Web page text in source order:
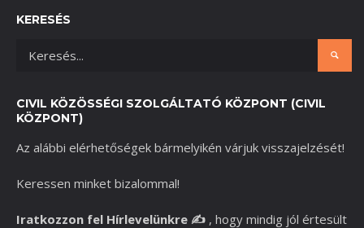
KERESÉS
CIVIL KÖZÖSSÉGI SZOLGÁLTATÓ KÖZPONT (CIVIL
KÖZPONT)
Az alábbi elérhetőségek bármelyikén várjuk visszajelzését!
Keressen minket bizalommal!
Iratkozzon fel Hírlevelünkre ✍️ , hogy mindig jól értesült